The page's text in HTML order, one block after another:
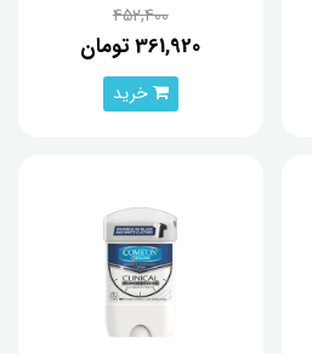
452,400
361,920 تومان
خرید